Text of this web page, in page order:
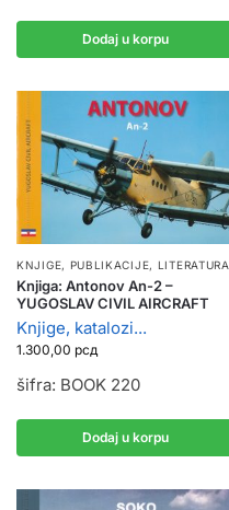
Dodaj u korpu
KNJIGE, PUBLIKACIJE, LITERATURA
Knjiga: Antonov An-2 –
YUGOSLAV CIVIL AIRCRAFT
Knjige, katalozi...
1.300,00 рсд
šifra: BOOK 220
Dodaj u korpu